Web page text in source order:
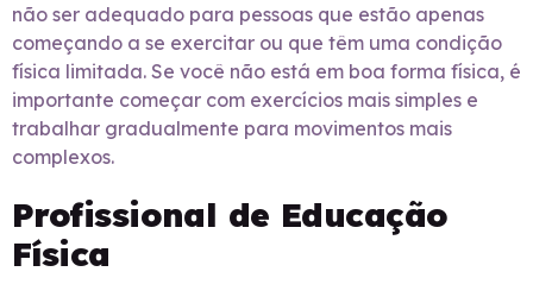
não ser adequado para pessoas que estão apenas
começando a se exercitar ou que têm uma condição
física limitada. Se você não está em boa forma física, é
importante começar com exercícios mais simples e
trabalhar gradualmente para movimentos mais
complexos.
Profissional de Educação
Física